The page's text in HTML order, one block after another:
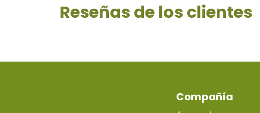
Reseñas de los clientes
Compañía